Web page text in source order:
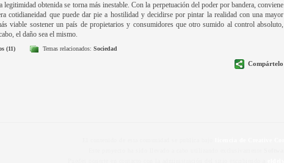
legitimidad obtenida se torna más inestable. Con la perpetuación del poder por bandera, conviene
cotidianeidad que puede dar pie a hostilidad y decidirse por pintar la realidad con una mayor
viable sostener un país de propietarios y consumidores que otro sumido al control absoluto,
el daño sea el mismo.
(11) Temas relacionados: Sociedad
Compártelo